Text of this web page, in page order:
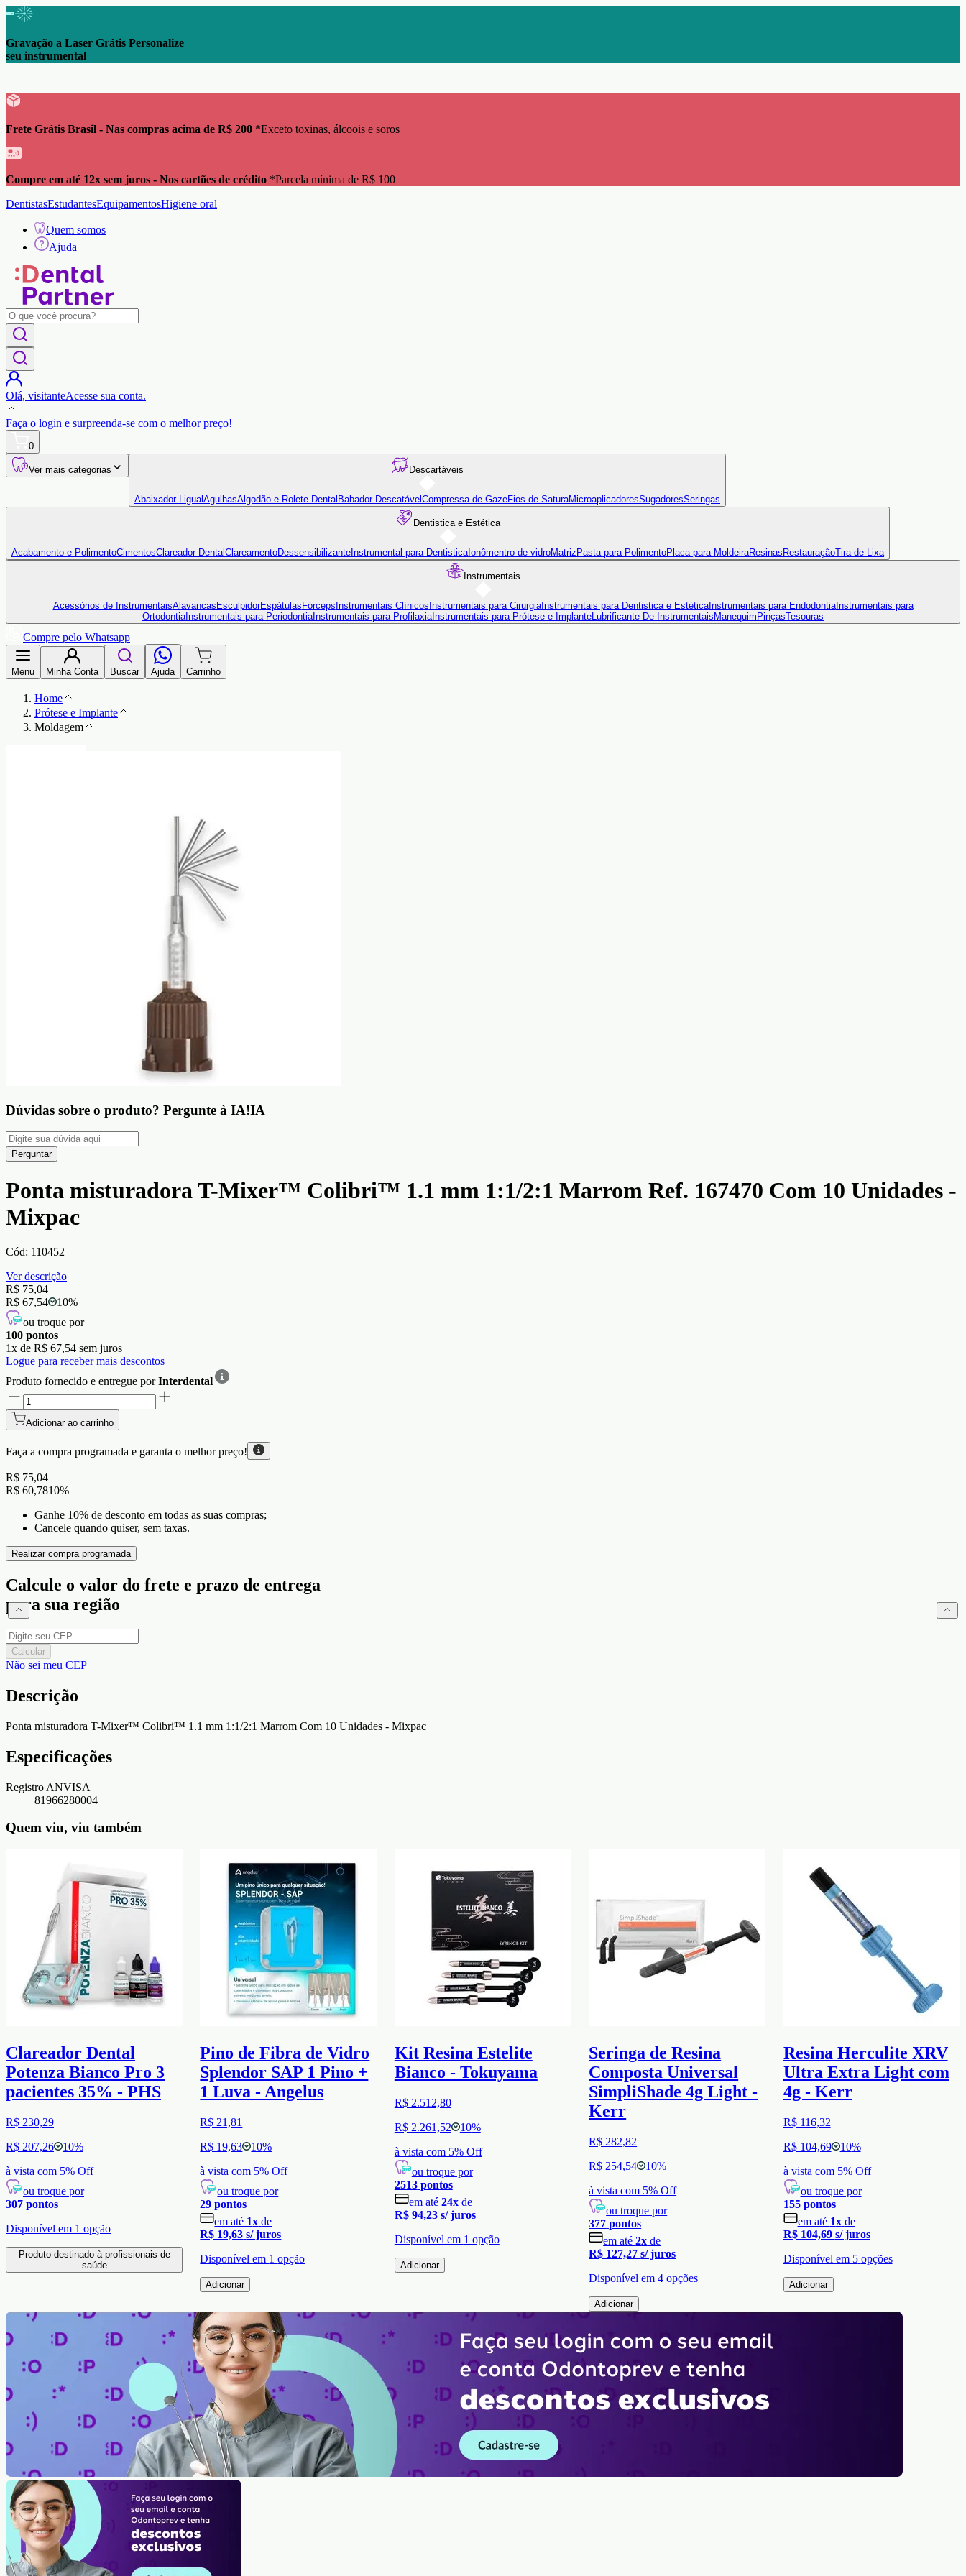
Gravação a Laser Grátis Personalize
seu instrumental
Frete Grátis Brasil - Nas compras acima de R$ 200 *Exceto toxinas, álcoois e soros
Compre em até 12x sem juros - Nos cartões de crédito *Parcela mínima de R$ 100
DentistasEstudantesEquipamentosHigiene oral
Quem somos
Ajuda
Olá, visitanteAcesse sua conta.
Faça o login e surpreenda-se com o melhor preço!
0
Ver mais categorias Descartáveis
Abaixador Ligual AgulhasAlgodão e Rolete Dental Babador Descatável Compressa de GazeFios de SaturaMicroaplicadoresSugadoresSeringas
Dentistica e Estética
Acabamento e PolimentoCimentosClareador Dental ClareamentoDessensibilizante Instrumental para Dentistica Ionômentro de vidroMatriz Pasta para PolimentoPlaca para MoldeiraResinas RestauraçãoTira de Lixa
Instrumentais
Acessórios de InstrumentaisAlavancas EsculpidorEspátulas Fórceps Instrumentais Clínicos Instrumentais para CirurgiaInstrumentais para Dentistica e EstéticaInstrumentais para EndodontiaInstrumentais para
Ortodontia Instrumentais para Periodontia Instrumentais para Profilaxia Instrumentais para Prótese e Implante Lubrificante De Instrumentais Manequim PinçasTesouras
Compre pelo Whatsapp
Menu Minha Conta Buscar Ajuda Carrinho
Home
Prótese e Implante
Moldagem
Dúvidas sobre o produto? Pergunte à IA!IA
Perguntar
Ponta misturadora T-Mixer™ Colibri™ 1.1 mm 1:1/2:1 Marrom Ref. 167470 Com 10 Unidades -
Mixpac
Cód: 110452
Ver descrição
R$ 75,04
R$ 67,54
10%
ou troque por
100 pontos
1x de R$ 67,54 sem juros
Logue para receber mais descontos
Produto fornecido e entregue porInterdental
Adicionar ao carrinho
Faça a compra programada e garanta o melhor preço!
R$ 75,04
R$ 60,7810%
Ganhe 10% de desconto em todas as suas compras;
Cancele quando quiser, sem taxas.
Realizar compra programada
Calcule o valor do frete e prazo de entrega
para sua região
Calcular
Não sei meu CEP
Descrição
Ponta misturadora T-Mixer™ Colibri™ 1.1 mm 1:1/2:1 Marrom Com 10 Unidades - Mixpac
Especificações
Registro ANVISA
81966280004
Quem viu, viu também
Clareador Dental
Potenza Bianco Pro 3
pacientes 35% - PHS
R$ 230,29
R$ 207,26
10%
à vista com 5% Off
ou troque por
307 pontos
Disponível em 1 opção
Produto destinado à profissionais de
saúde
Pino de Fibra de Vidro
Splendor SAP 1 Pino +
1 Luva - Angelus
R$ 21,81
R$ 19,63
10%
à vista com 5% Off
ou troque por
29 pontos
em até 1x de
R$ 19,63 s/ juros
Disponível em 1 opção
Adicionar
Kit Resina Estelite
Bianco - Tokuyama
R$ 2.512,80
R$ 2.261,52
10%
à vista com 5% Off
ou troque por
2513pontos
em até 24x de
R$ 94,23 s/ juros
Disponível em 1 opção
Adicionar
Seringa de Resina
Composta Universal
SimpliShade 4g Light -
Kerr
R$ 282,82
R$ 254,54
10%
à vista com 5% Off
ou troque por
377 pontos
em até 2x de
R$ 127,27 s/ juros
Disponível em4 opções
Adicionar
Resina Herculite XRV
Ultra Extra Light com
4g - Kerr
R$ 116,32
R$ 104,69
10%
à vista com 5% Off
ou troque por
155pontos
em até 1x de
R$ 104,69 s/ juros
Disponível em 5 opções
Adicionar